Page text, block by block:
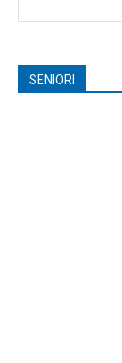
SENIORI